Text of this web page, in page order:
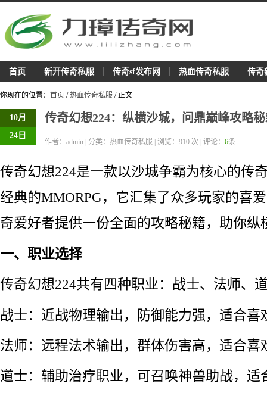
首页 新开传奇私服 传奇sf发布网 热血传奇私服 传奇
你现在的位置： 首页 /热血传奇私服 / 正文
10月
24日
传奇幻想224：纵横沙城，问鼎巅峰攻略
作者：admin | 分类：热血传奇私服 | 浏览： 910 次 | 评论： 6条
传奇幻想224是一款以沙城争霸为核心的传
经典的MMORPG，它汇集了众多玩家的喜
奇爱好者提供一份全面的攻略秘籍，助你纵
一、职业选择
传奇幻想224共有四种职业：战士、法师、
战士：近战物理输出，防御能力强，适合喜
法师：远程法术输出，群体伤害高，适合喜
道士：辅助治疗职业，可召唤神兽助战，适